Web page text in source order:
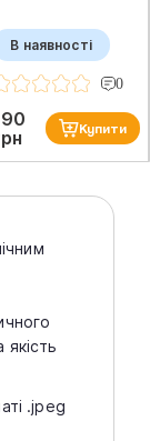
В наявності
0
Купити
.jpeg